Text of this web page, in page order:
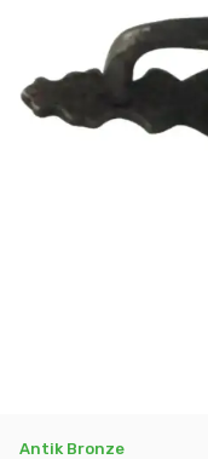
Antik Bronze